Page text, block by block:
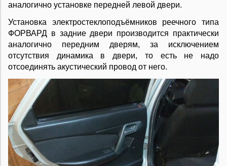
аналогично установке передней левой двери.
Установка электростеклоподъёмников реечного типа
ФОРВАРД в задние двери производится практически
аналогично передним дверям, за исключением
отсутствия динамика в двери, то есть не надо
отсоединять акустический провод от него.